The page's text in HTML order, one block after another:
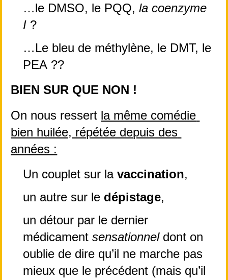
…le DMSO, le PQQ, la coenzyme
I ?
…Le bleu de méthylène, le DMT, le
PEA ??
BIEN SUR QUE NON !
On nous ressert la même comédie
bien huilée, répétée depuis des
années :
Un couplet sur la vaccination,
un autre sur le dépistage,
un détour par le dernier
médicament sensationnel dont on
oublie de dire qu’il ne marche pas
mieux que le précédent (mais qu’il